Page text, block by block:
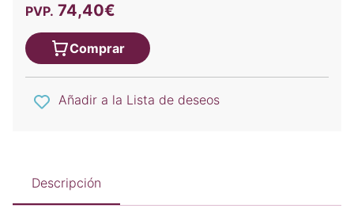
PVP. 74,40€
Comprar
Añadir a la Lista de deseos
Descripción